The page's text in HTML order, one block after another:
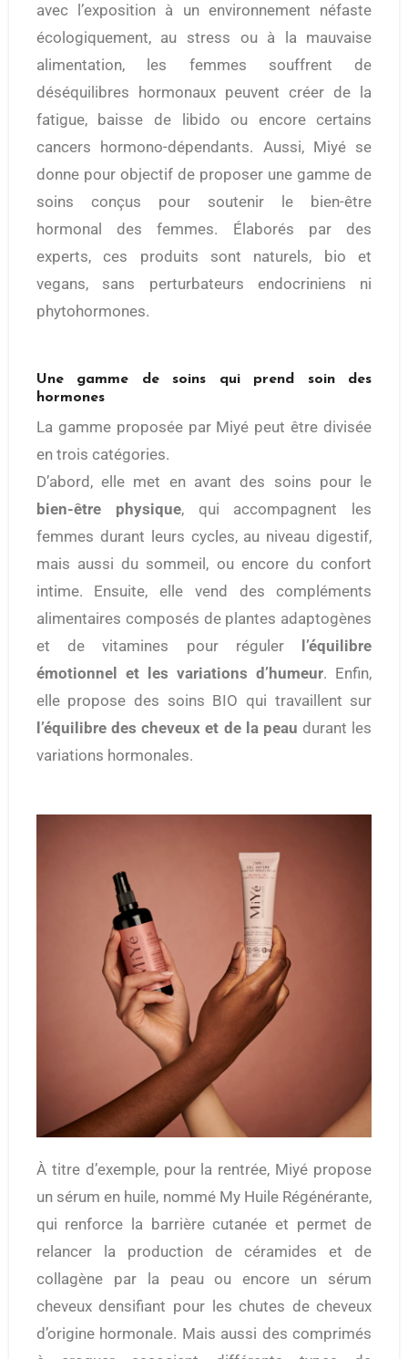
avec l’exposition à un environnement néfaste
écologiquement, au stress ou à la mauvaise
alimentation, les femmes souffrent de
déséquilibres hormonaux peuvent créer de la
fatigue, baisse de libido ou encore certains
cancers hormono-dépendants. Aussi, Miyé se
donne pour objectif de proposer une gamme de
soins conçus pour soutenir le bien-être
hormonal des femmes. Élaborés par des
experts, ces produits sont naturels, bio et
vegans, sans perturbateurs endocriniens ni
phytohormones.
Une gamme de soins qui prend soin des
hormones
La gamme proposée par Miyé peut être divisée
en trois catégories.
D’abord, elle met en avant des soins pour le
bien-être physique, qui accompagnent les
femmes durant leurs cycles, au niveau digestif,
mais aussi du sommeil, ou encore du confort
intime. Ensuite, elle vend des compléments
alimentaires composés de plantes adaptogènes
et de vitamines pour réguler l’équilibre
émotionnel et les variations d’humeur. Enfin,
elle propose des soins BIO qui travaillent sur
l’équilibre des cheveux et de la peau durant les
variations hormonales.
À titre d’exemple, pour la rentrée, Miyé propose
un sérum en huile, nommé My Huile Régénérante,
qui renforce la barrière cutanée et permet de
relancer la production de céramides et de
collagène par la peau ou encore un sérum
cheveux densifiant pour les chutes de cheveux
d’origine hormonale. Mais aussi des comprimés